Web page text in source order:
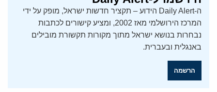
ה-Daily Alert הידוע – תקציר חדשות ישראל, מופק על ידי
המרכז הירושלמי מאז 2002, ומציע קישורים לכתבות
נבחרות בנושא ישראל מתוך מקורות תקשורת מובילים
באנגלית ובעברית.
הרשמה